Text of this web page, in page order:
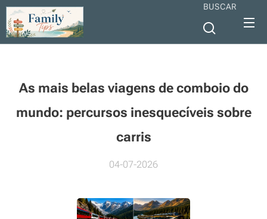
BUSCAR
As mais belas viagens de comboio do
mundo: percursos inesquecíveis sobre
carris
04-07-2026